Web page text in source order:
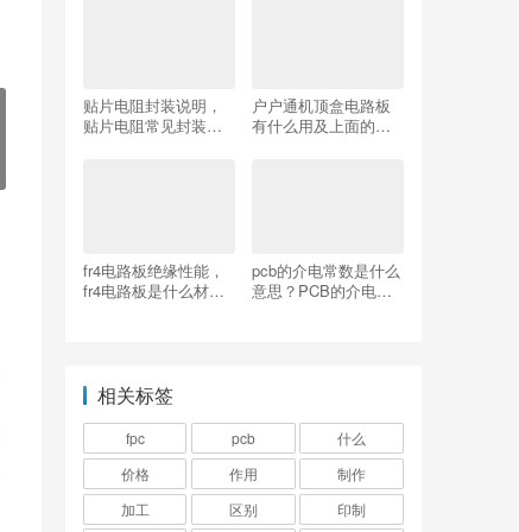
贴片电阻封装说明，
贴片电阻常见封装形
户户通机顶盒电路板
有什么用及上面的摸
fr4电路板绝缘性能，
fr4电路板是什么材料,
pcb的介电常数是什么
意思？PCB的介电常
相关标签
fpc pcb
什么
价格
作用
制作
加工
区别 印制